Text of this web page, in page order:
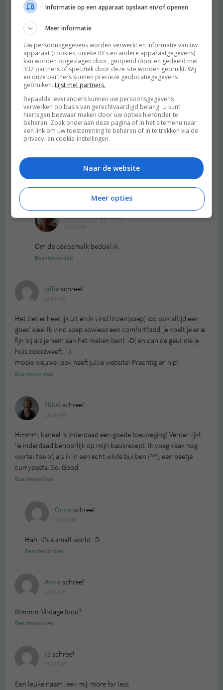
Beantwoorden
2014 OM
Goedemorgen,
het ziet er goed uit! ! Maar met wat kan ik de kokosmelk
vervangen?
Beantwoorden
Jacqueline schreef:
2024 OM
Bij de bio winkel zijn ook soja, amandel of haver
Beantwoorden
Jacquelineschreef:
Om de cocosmelk bedoel ik.
Beantwoorden
sillieschreef:
Het ziet er heerlijk uit en ik vind linzen(soep) idd ook altijd een
goed idee. Ik vind soep sowieso een comfortfood, je voelt je er al
fijn bij als je hem aan het maken bent :-D( en dan de geur die je
huis doorzweeft…)
mooie nieuwe look heeft jullie website! Prachtig en hip!
Beantwoorden
Nikki schreef:
Hmmm, kaneel is inderdaad een goede toevoeging! Verder lijkt
‘ie inderdaad behoorlijk op mijn basisrecept. Ik voeg vaak nog
wortel toe of, als ik in een echt wilde bui ben (^^), een beetje
currypasta. So. Good.
Beantwoorden
Onnoschreef:
Hah. It’s a small world. :D
Beantwoorden
Anna schreef:
Mmmm. Vintage food?
Beantwoorden
IZschreef:
Een leuke naam leek mij: more for less
Informatie op een apparaat opslaan en/of openen
Meer informatie
Uw persoonsgegevens worden verwerkt en informatie van uw
apparaat (cookies, unieke ID's en andere apparaatgegevens)
kan worden opgeslagen door, geopend door en gedeeld met
332 partners of specifiek door deze site worden gebruikt. Wij
en onze partners kunnen precieze geolocatiegegevens
gebruiken. Lijst met partners.
Bepaalde leveranciers kunnen uw persoonsgegevens
verwerken op basis van gerechtvaardigd belang. U kunt
hiertegen bezwaar maken door uw opties hieronder te
beheren. Zoek onderaan deze pagina of in het sitemenu naar
een link om uw toestemming te beheren of in te trekken via de
privacy- en cookie-instellingen.
Naar de website
Meer opties